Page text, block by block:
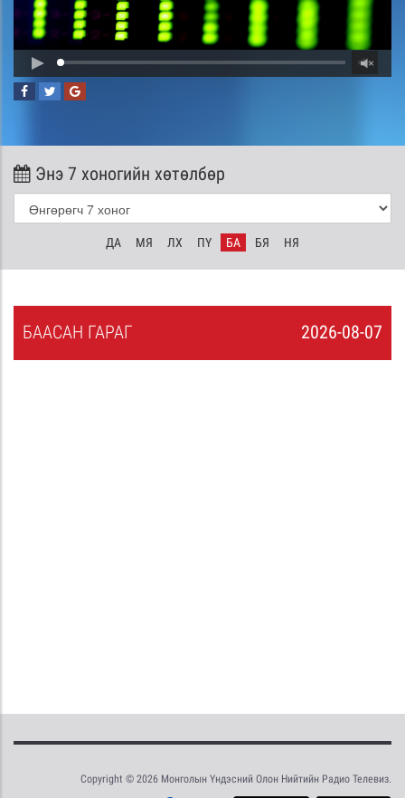
Энэ 7 хоногийн хөтөлбөр
ДА МЯ ЛХ ПҮ БА БЯ НЯ
2026-08-07
БААСАН ГАРАГ
Copyright © 2026 Монголын Үндэсний Олон Нийтийн Радио Телевиз.